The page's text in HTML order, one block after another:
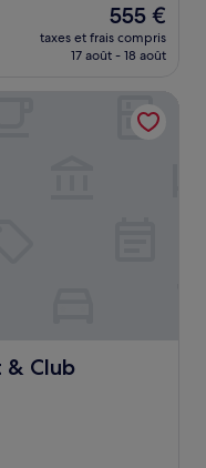
Le
nouveau
prix
de
555 €
555 €
taxes et frais compris
17 août - 18 août
& Club